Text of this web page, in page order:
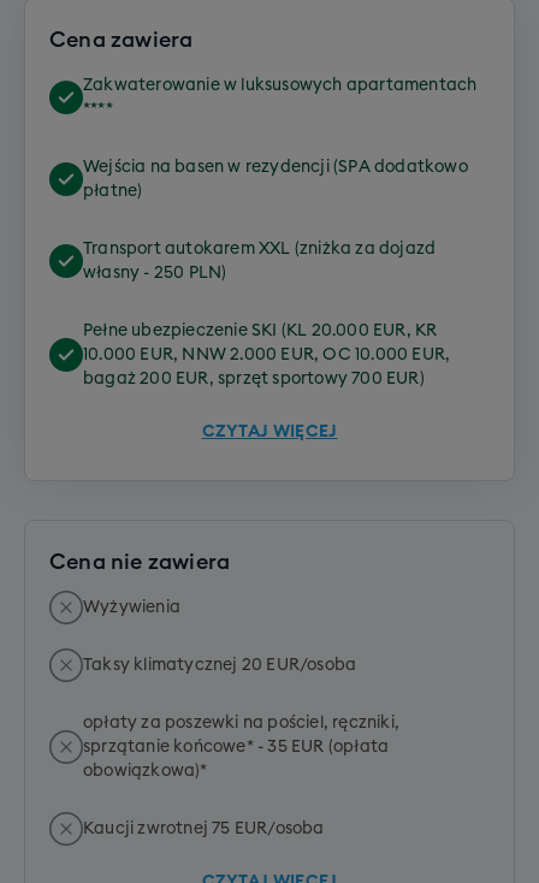
Cena zawiera
Zakwaterowanie w luksusowych apartamentach
****
Wejścia na basen w rezydencji (SPA dodatkowo
płatne)
Transport autokarem XXL (zniżka za dojazd
własny - 250 PLN)
Pełne ubezpieczenie SKI (KL 20.000 EUR, KR
10.000 EUR, NNW 2.000 EUR, OC 10.000 EUR,
bagaż 200 EUR, sprzęt sportowy 700 EUR)
CZYTAJ WIĘCEJ
Cena nie zawiera
Wyżywienia
Taksy klimatycznej 20 EUR/osoba
opłaty za poszewki na pościel, ręczniki,
sprzątanie końcowe* - 35 EUR (opłata
obowiązkowa)*
Kaucji zwrotnej 75 EUR/osoba